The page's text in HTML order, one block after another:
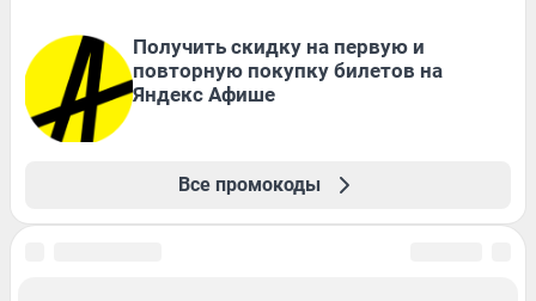
Получить скидку на первую и
повторную покупку билетов на
Яндекс Афише
Все промокоды